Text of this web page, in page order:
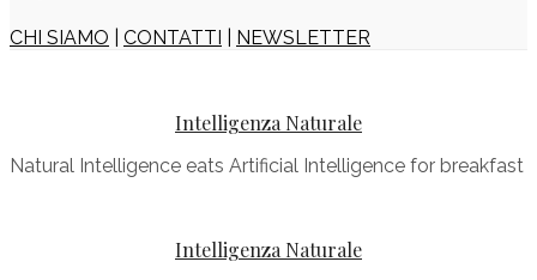
CHI SIAMO CONTATTI NEWSLETTER
Intelligenza Naturale
Natural Intelligence eats Artificial Intelligence for breakfast
Intelligenza Naturale